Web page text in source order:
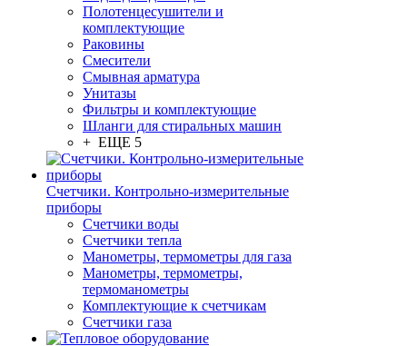
Полотенцесушители и
комплектующие
Раковины
Смесители
Смывная арматура
Унитазы
Фильтры и комплектующие
Шланги для стиральных машин
+ ЕЩЕ 5
Счетчики. Контрольно-измерительные
приборы
Счетчики воды
Счетчики тепла
Манометры, термометры для газа
Манометры, термометры,
термоманометры
Комплектующие к счетчикам
Счетчики газа